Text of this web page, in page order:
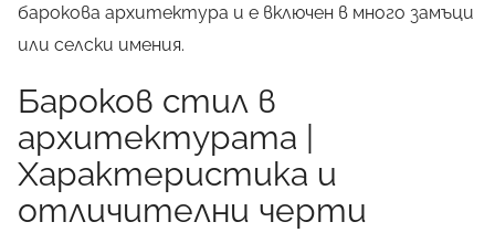
барокова архитектура и е включен в много замъци
или селски имения.
Бароков стил в
архитектурата |
Характеристика и
отличителни черти